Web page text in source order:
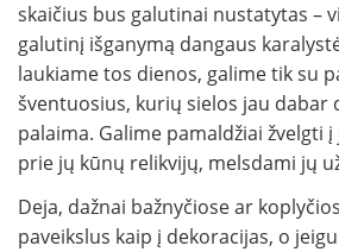
skaičius bus galutinai nustatytas –
galutinį išganymą dangaus
laukiame tos dienos, galime tik su
šventuosius, kurių sielos jau dabar
palaima. Galime pamaldžiai žvelgti
prie jų kūnų relikvijų, melsdami jų
Deja, dažnai bažnyčiose ar
paveikslus kaip į dekoracijas, o